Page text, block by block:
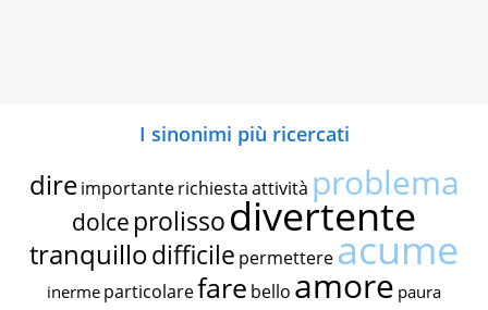
I sinonimi più ricercati
dire importante richiestaattività problema
dolce prolissodivertente
tranquillodifficile permettereacume
inerme particolarefare bello amore paura